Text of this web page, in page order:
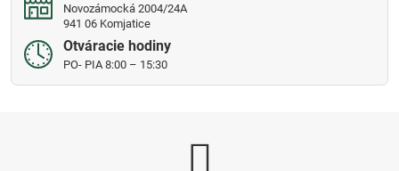
Novozámocká 2004/24A
941 06 Komjatice
Otváracie hodiny
PO- PIA 8:00 – 15:30